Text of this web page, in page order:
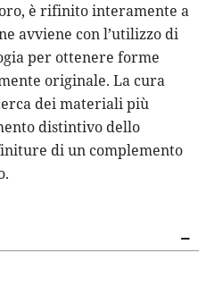
, è rifinito interamente a
avviene con l’utilizzo di
per ottenere forme
originale. La cura
dei materiali più
distintivo dello
di un complemento